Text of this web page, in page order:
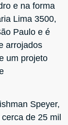
e na forma
Lima 3500,
Paulo e é
arrojados
um projeto
Speyer,
de 25 mil